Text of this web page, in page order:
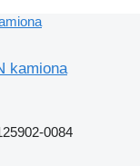
kamiona
0084